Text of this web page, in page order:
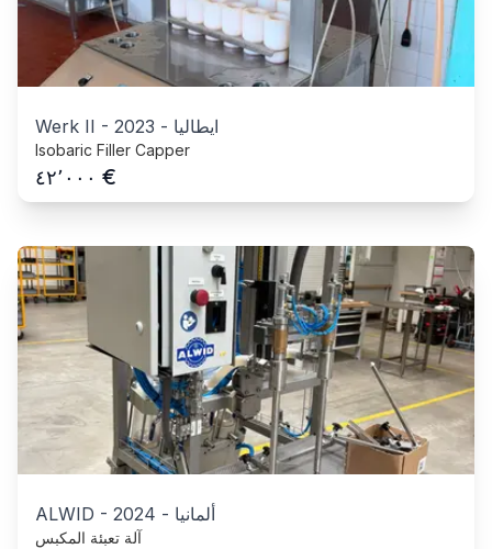
Werk II - 2023 - ايطاليا
Isobaric Filler Capper
٤٢٬٠٠٠ €
ALWID - 2024 - ألمانيا
آلة تعبئة المكبس